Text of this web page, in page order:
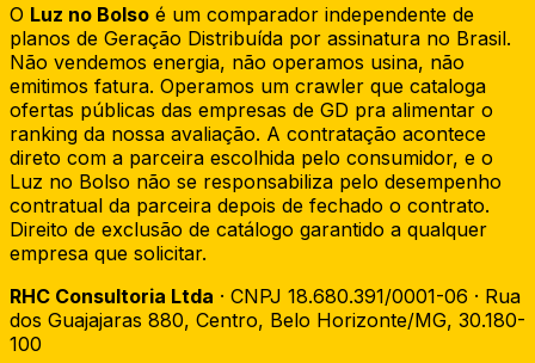
O Luz no Bolso é um comparador independente de
planos de Geração Distribuída por assinatura no Brasil.
Não vendemos energia, não operamos usina, não
emitimos fatura. Operamos um crawler que cataloga
ofertas públicas das empresas de GD pra alimentar o
ranking da nossa avaliação. A contratação acontece
direto com a parceira escolhida pelo consumidor, e o
Luz no Bolso não se responsabiliza pelo desempenho
contratual da parceira depois de fechado o contrato.
Direito de exclusão de catálogo garantido a qualquer
empresa que solicitar.
RHC Consultoria Ltda · CNPJ 18.680.391/0001-06 · Rua
dos Guajajaras 880, Centro, Belo Horizonte/MG, 30.180-
100